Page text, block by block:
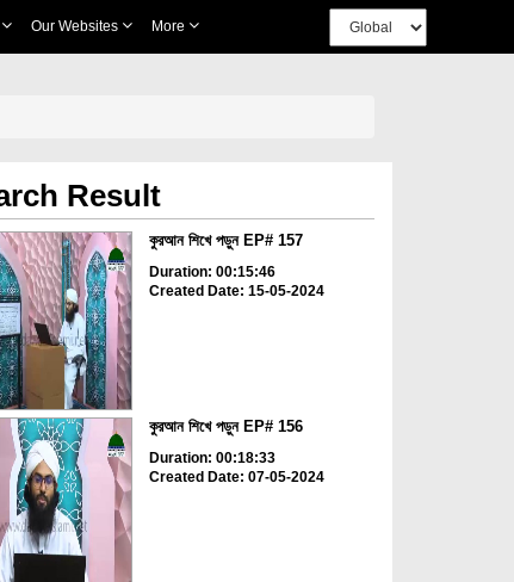
Our Websites More
Result
কুরআন শিখে পড়ুন EP# 157
Duration: 00:15:46
Created Date: 15-05-2024
কুরআন শিখে পড়ুন EP# 156
Duration: 00:18:33
Created Date: 07-05-2024